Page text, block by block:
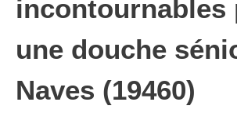
incontournables
une douche
Naves (19460)